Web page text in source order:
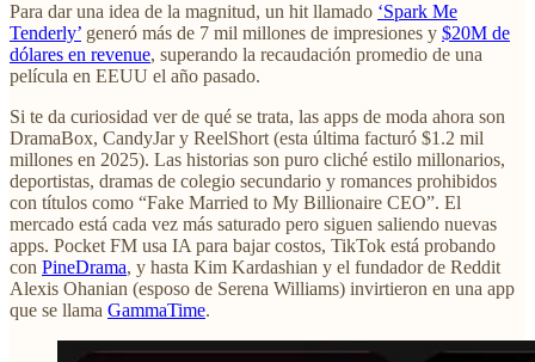
Para dar una idea de la magnitud, un hit llamado ‘Spark Me
Tenderly’ generó más de 7 mil millones de impresiones y $20M de
dólares en revenue, superando la recaudación promedio de una
película en EEUU el año pasado.
Si te da curiosidad ver de qué se trata, las apps de moda ahora son
DramaBox, CandyJar y ReelShort (esta última facturó $1.2 mil
millones en 2025). Las historias son puro cliché estilo millonarios,
deportistas, dramas de colegio secundario y romances prohibidos
con títulos como “Fake Married to My Billionaire CEO”. El
mercado está cada vez más saturado pero siguen saliendo nuevas
apps. Pocket FM usa IA para bajar costos, TikTok está probando
con PineDrama, y hasta Kim Kardashian y el fundador de Reddit
Alexis Ohanian (esposo de Serena Williams) invirtieron en una app
que se llama GammaTime.